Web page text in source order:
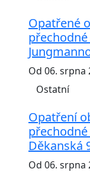
Opatřené
Od 06. srpna
Ostatní
Opatření
Děkanská
Od 06. srpna